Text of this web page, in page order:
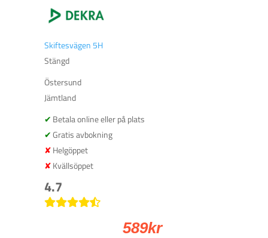
Skiftesvägen 5H
Stängd
Östersund
Jämtland
Betala online eller på plats
Gratis avbokning
Helgöppet
Kvällsöppet
4.7
589kr